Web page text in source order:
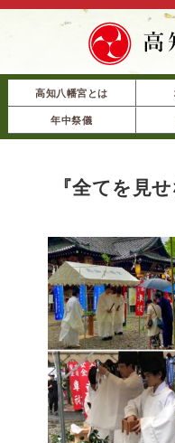
高知八幡宮とは
年中祭儀
『全てを見